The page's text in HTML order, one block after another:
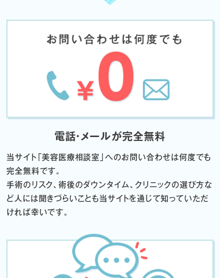
電話・メールが完全無料
当サイト「美容医療相談室」へのお問い合わせは何度でも
完全無料です。
手術のリスク、術後のダウンタイム、クリニックの選び方な
ど 人には聞きづらいことも当サイトを通じて知っていただ
ければ幸いです。